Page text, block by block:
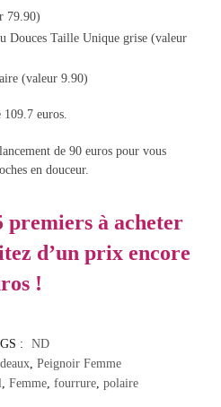
79.90)
Douces Taille Unique grise (valeur
(valeur 9.90)
109.7 euros.
de 90 euros pour vous
en douceur.
premiers à acheter
d’un prix encore
!
:
ND
, Peignoir Femme
, Femme, fourrure, polaire